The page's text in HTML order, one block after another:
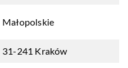
Małopolskie
31-241 Kraków